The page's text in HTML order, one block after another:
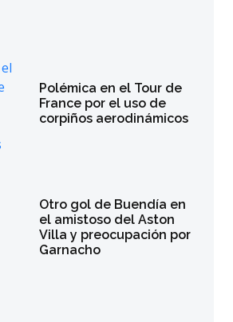
Polémica en el Tour de
France por el uso de
corpiños aerodinámicos
Otro gol de Buendía en
el amistoso del Aston
Villa y preocupación por
Garnacho